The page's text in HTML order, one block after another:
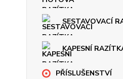
SESTAVOVACÍ
KAPESNÍ
PŘÍSLUŠENSTVÍ